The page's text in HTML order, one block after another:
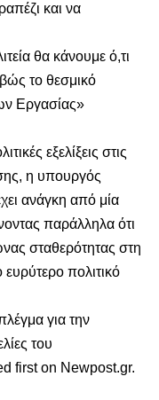
και να
θα κάνουμε ό,τι
το θεσμικό
Εργασίας»
εξελίξεις στις
η υπουργός
ανάγκη από μία
παράλληλα ότι
σταθερότητας στη
πολιτικό
για την
του
first on Newpost.gr.